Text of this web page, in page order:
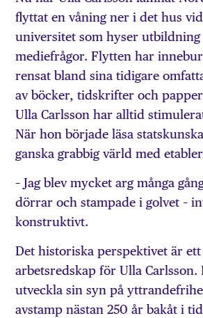
flyttat en våning ner i det hus
universitet som hyser
mediefrågor. Flytten har
rensat bland sina tidigare
av böcker, tidskrifter och
Ulla Carlsson har alltid
När hon började läsa
ganska grabbig värld med
– Jag blev mycket arg många
dörrar och stampade i golvet –
konstruktivt.
Det historiska perspektivet är
arbetsredskap för Ulla Carlsson.
utveckla sin syn på
avstamp nästan 250 år bakåt i